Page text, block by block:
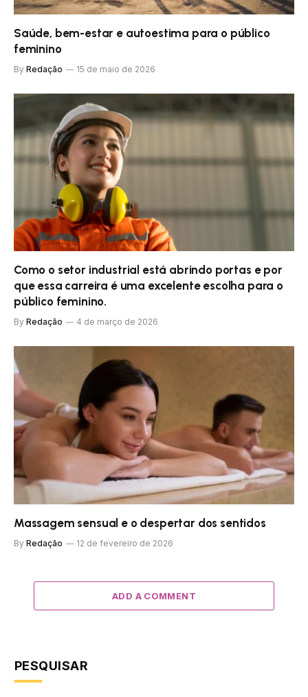
Saúde, bem-estar e autoestima para o público
feminino
By Redação 15 de maio de 2026
Como o setor industrial está abrindo portas e por
que essa carreira é uma excelente escolha para o
público feminino.
By Redação 4 de março de 2026
Massagem sensual e o despertar dos sentidos
By Redação 12 de fevereiro de 2026
ADD A COMMENT
PESQUISAR